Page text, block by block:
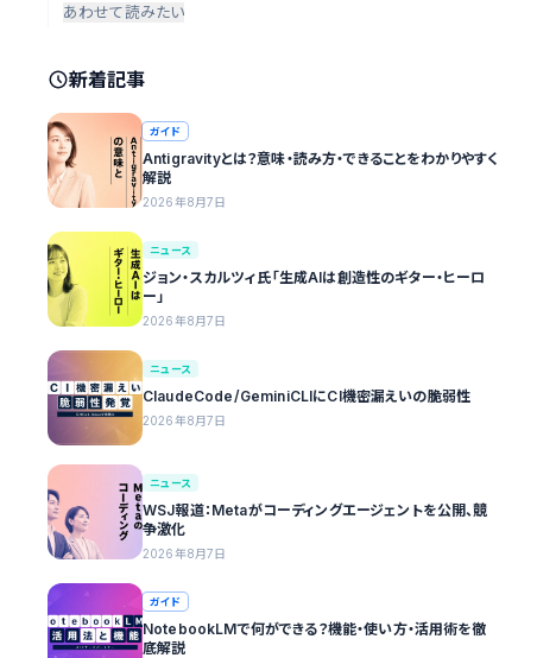
あわせて読みたい
新着記事
ガイド
Antigravityとは？意味・読み方・できることをわかりやすく
解説
2026年8月7日
ニュース
ジョン・スカルツィ氏「生成AIは創造性のギター・ヒーロ
ー」
2026年8月7日
ニュース
ClaudeCode/GeminiCLIにCI機密漏えいの脆弱性
2026年8月7日
ニュース
WSJ報道：Metaがコーディングエージェントを公開、競
争激化
2026年8月7日
ガイド
NotebookLMで何ができる？機能・使い方・活用術を徹
底解説